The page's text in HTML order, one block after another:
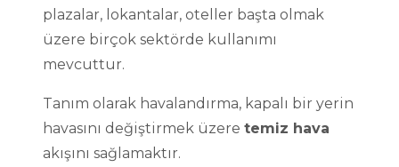
plazalar, lokantalar, oteller başta olmak
üzere birçok sektörde kullanımı
mevcuttur.
Tanım olarak havalandırma, kapalı bir yerin
havasını değiştirmek üzere temiz hava
akışını sağlamaktır.